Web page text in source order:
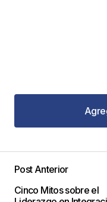
publicada. Los
Post Anterior
Cinco Mitos sobre el